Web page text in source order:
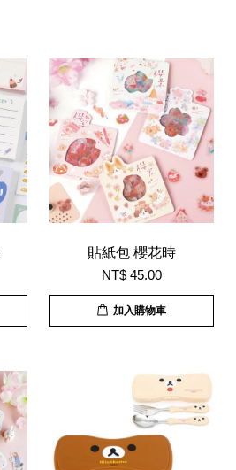
貼紙包 櫻花時
NT$ 45.00
加入購物車